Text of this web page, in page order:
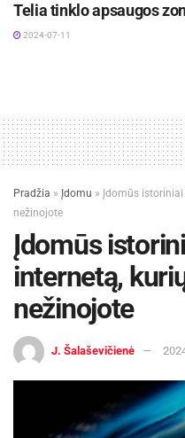
Telia tinklo apsaugos
2024-07-11
Pradžia » Įdomu » Įdomūs
nežinojote
Įdomūs
internetą,
nežinojote
J. Šalaševičienė